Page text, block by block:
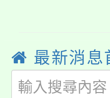
生本土
公告本
代理(課)
公告本
最新消息